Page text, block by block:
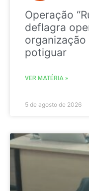
Operação
deflagra
potiguar
VER MATÉRIA »
5 de agosto de 2026